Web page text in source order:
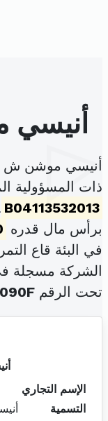
أنيسي موشن ش
ذات المسؤولية
B04113532013
برأس مال قدره
في البئة قاع
الشركة مسجلة
تحت الرقم
الإسم التجاري
التسمية